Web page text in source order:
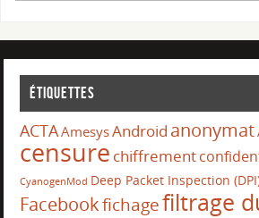
Étiquettes
ACTAAmesysAndroid anonymat
censure chiffrement
CyanogenMod Deep Packet Inspection
Facebookfichagefiltrage